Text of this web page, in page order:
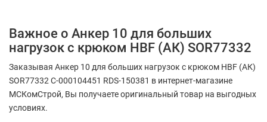
Важное о Анкер 10 для больших
нагрузок с крюком HBF (АК) SOR77332
Заказывая Анкер 10 для больших нагрузок с крюком HBF (АК)
SOR77332 С-000104451 RDS-150381 в интернет-магазине
МСКомСтрой, Вы получаете оригинальный товар на выгодных
условиях.